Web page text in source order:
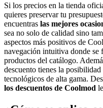
Si los precios en la tienda
quieres preservar tu
encuentras las mejores
sea no solo de calidad sino
aspectos más positivos de
navegación intuitiva donde se
productos del catálogo.
descuento tienes la
tecnológicos de alta gama.
los descuentos de Coolmod